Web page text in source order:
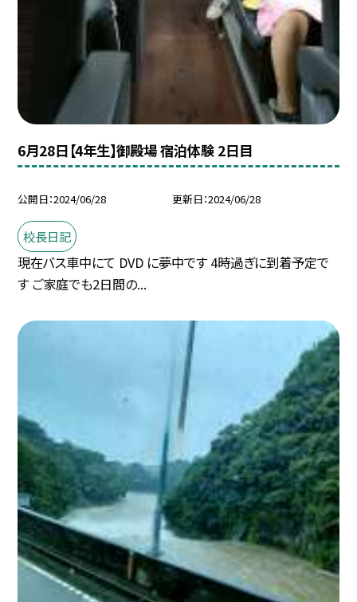
6月28日【4年生】御殿場 宿泊体験 2日目
公開日 2024/06/28 更新日 2024/06/28
校長日記
現在バス車中にて DVD に夢中です 4時過ぎに到着予定で
す ご家庭でも2日間の...